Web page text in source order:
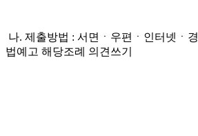
나. 제출방법 : 서면ㆍ우편ㆍ인터넷ㆍ
법예고 해당조례 의견쓰기